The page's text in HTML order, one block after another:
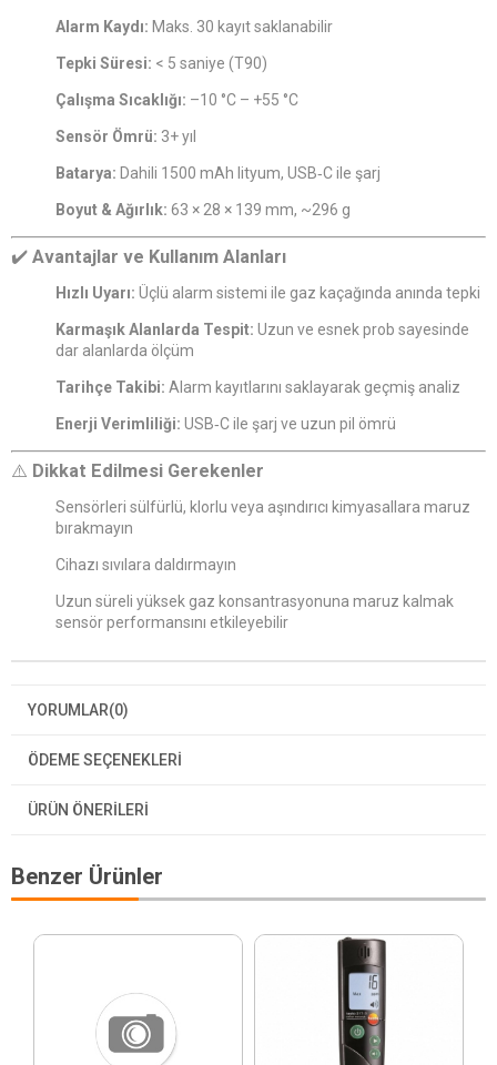
Alarm Kaydı: Maks. 30 kayıt saklanabilir
Tepki Süresi: < 5 saniye (T90)
Çalışma Sıcaklığı: –10 °C – +55 °C
Sensör Ömrü: 3+ yıl
Batarya: Dahili 1500 mAh lityum, USB‑C ile şarj
Boyut & Ağırlık: 63 × 28 × 139 mm, ~296 g
✔️ Avantajlar ve Kullanım Alanları
Hızlı Uyarı: Üçlü alarm sistemi ile gaz kaçağında anında tepki
Karmaşık Alanlarda Tespit: Uzun ve esnek prob sayesinde
dar alanlarda ölçüm
Tarihçe Takibi: Alarm kayıtlarını saklayarak geçmiş analiz
Enerji Verimliliği: USB‑C ile şarj ve uzun pil ömrü
⚠️ Dikkat Edilmesi Gerekenler
Sensörleri sülfürlü, klorlu veya aşındırıcı kimyasallara maruz
bırakmayın
Cihazı sıvılara daldırmayın
Uzun süreli yüksek gaz konsantrasyonuna maruz kalmak
sensör performansını etkileyebilir
YORUMLAR(0)
ÖDEME SEÇENEKLERI
ÜRÜN ÖNERILERI
Benzer Ürünler